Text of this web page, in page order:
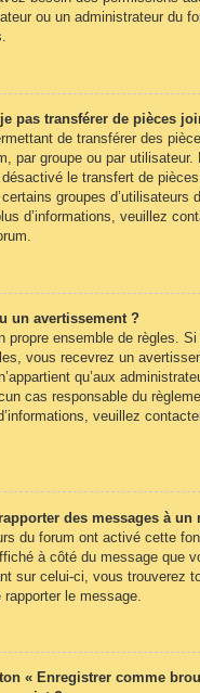
ou un administrateur du
pas transférer de pièces
de transférer des
par groupe ou par
le transfert de
groupes d’utilisateurs
d’informations, veuillez
un avertissement ?
propre ensemble de règles.
vous recevrez un
qu’aux
cas responsable du
veuillez
des messages à un
du forum ont activé cette
à côté du message que
sur celui-ci, vous trouverez
le message.
« Enregistrer comme